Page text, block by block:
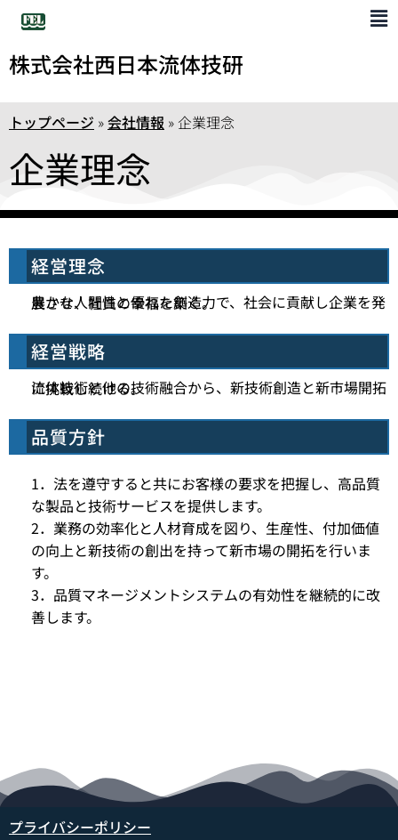
株式会社西日本流体技研
トップページ »会社情報 » 企業理念
企業理念
経営理念
豊かな人間性と優れた創造力で、社会に貢献し企業を発展させ、社員の幸福を築く。
経営戦略
流体技術と他の技術融合から、新技術創造と新市場開拓に挑戦し続ける。
品質方針
1．法を遵守すると共にお客様の要求を把握し、高品質
な製品と技術サービスを提供します。
2．業務の効率化と人材育成を図り、生産性、付加価値
の向上と新技術の創出を持って新市場の開拓を行いま
す。
3．品質マネージメントシステムの有効性を継続的に改
善します。
プライバシーポリシー